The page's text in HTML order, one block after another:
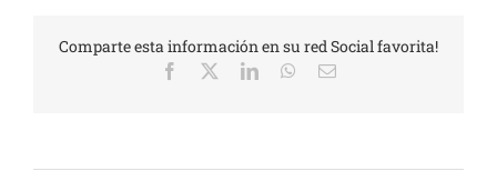
Comparte esta información en su red Social favorita!
Facebook LinkedInWhatsApp
Correo